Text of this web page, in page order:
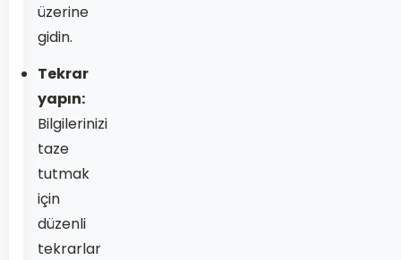
üzerine
gidin.
Tekrar
yapın:
Bilgilerinizi
taze
tutmak
için
düzenli
tekrarlar